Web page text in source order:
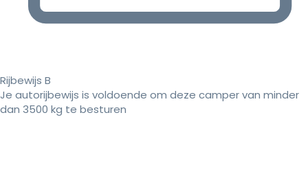
Rijbewijs B
Je autorijbewijs is voldoende om deze camper van minder
dan 3500 kg te besturen